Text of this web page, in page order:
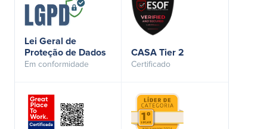
Lei Geral de
Proteção de Dados
Em conformidade
CASA Tier 2
Certificado